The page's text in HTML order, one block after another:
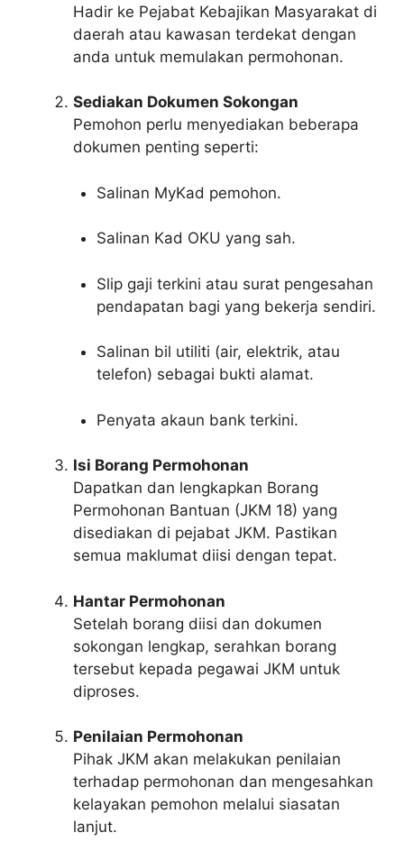
Hadir ke Pejabat Kebajikan Masyarakat di
daerah atau kawasan terdekat dengan
anda untuk memulakan permohonan.
Sediakan Dokumen Sokongan
Pemohon perlu menyediakan beberapa
dokumen penting seperti:
Salinan MyKad pemohon.
Salinan Kad OKU yang sah.
Slip gaji terkini atau surat pengesahan
pendapatan bagi yang bekerja sendiri.
Salinan bil utiliti (air, elektrik, atau
telefon) sebagai bukti alamat.
Penyata akaun bank terkini.
Isi Borang Permohonan
Dapatkan dan lengkapkan Borang
Permohonan Bantuan (JKM 18) yang
disediakan di pejabat JKM. Pastikan
semua maklumat diisi dengan tepat.
Hantar Permohonan
Setelah borang diisi dan dokumen
sokongan lengkap, serahkan borang
tersebut kepada pegawai JKM untuk
diproses.
Penilaian Permohonan
Pihak JKM akan melakukan penilaian
terhadap permohonan dan mengesahkan
kelayakan pemohon melalui siasatan
lanjut.